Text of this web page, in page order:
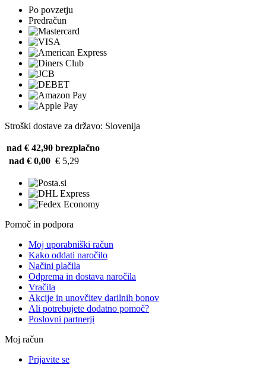
Po povzetju
Predračun
Stroški dostave za državo: Slovenija
nad € 42,90 brezplačno
nad € 0,00 € 5,29
Pomoč in podpora
Moj uporabniški račun
Kako oddati naročilo
Načini plačila
Odprema in dostava naročila
Vračila
Akcije in unovčitev darilnih bonov
Ali potrebujete dodatno pomoč?
Poslovni partnerji
Moj račun
Prijavite se